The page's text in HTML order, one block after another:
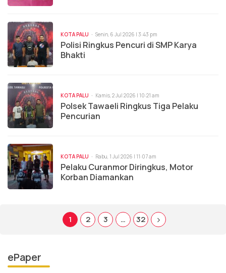
KOTA PALU Senin, 6 Jul 2026 | 3:43 pm
Polisi Ringkus Pencuri di SMP Karya
Bhakti
KOTA PALU Kamis, 2 Jul 2026 | 10:21 am
Polsek Tawaeli Ringkus Tiga Pelaku
Pencurian
KOTA PALU Rabu, 1 Jul 2026 | 11:07 am
Pelaku Curanmor Diringkus, Motor
Korban Diamankan
1 2 3 … 32
ePaper